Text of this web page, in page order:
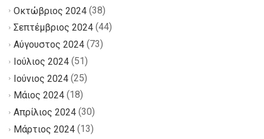
Οκτώβριος 2024 (38)
Σεπτέμβριος 2024 (44)
Αύγουστος 2024 (73)
Ιούλιος 2024 (51)
Ιούνιος 2024 (25)
Μάιος 2024 (18)
Απρίλιος 2024 (30)
Μάρτιος 2024 (13)